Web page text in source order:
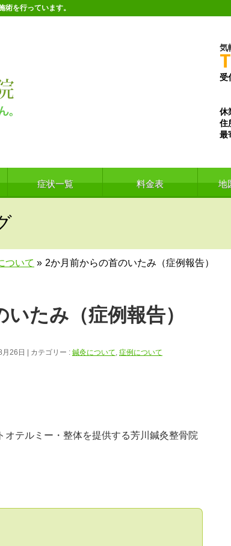
を行っています。
気
受
休
住
最
症状一覧 料金表 地
ついて » 2か月前からの首のいたみ（症例報告）
たみ（症例報告）
26日 カテゴリー : 鍼灸について, 症例について
テルミー・整体を提供する芳川鍼灸整骨院